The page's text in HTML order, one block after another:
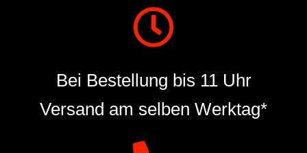
Bei Bestellung bis 11 Uhr
Versand am selben Werktag*